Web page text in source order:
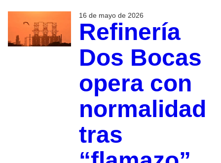
16 de mayo de 2026
Refinería
Dos Bocas
opera con
normalidad
tras